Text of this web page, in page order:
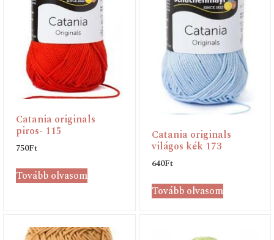
Catania originals
piros- 115
750Ft
Tovább olvasom
Catania originals
világos kék 173
640Ft
Tovább olvasom